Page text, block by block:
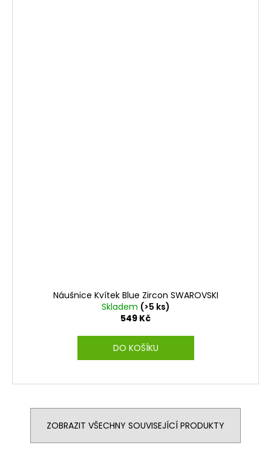
Náušnice Kvítek Blue Zircon SWAROVSKI
Skladem (>5 ks)
549 Kč
DO KOŠÍKU
ZOBRAZIT VŠECHNY SOUVISEJÍCÍ PRODUKTY